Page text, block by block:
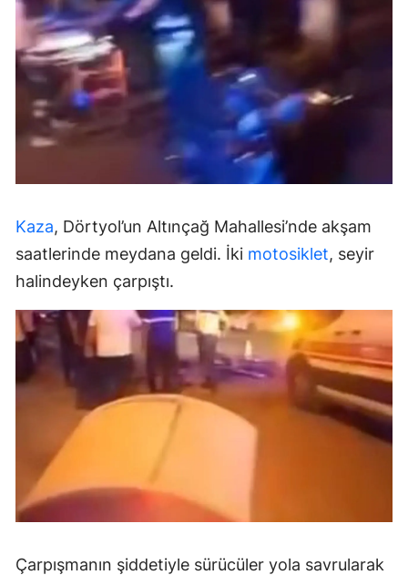
Kaza, Dörtyol’un Altınçağ Mahallesi’nde akşam
saatlerinde meydana geldi. İki motosiklet, seyir
halindeyken çarpıştı.
Çarpışmanın şiddetiyle sürücüler yola savrularak